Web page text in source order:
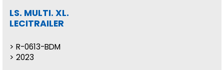
LS. MULTI. XL.
LECITRAILER
R-0613-BDM
2023